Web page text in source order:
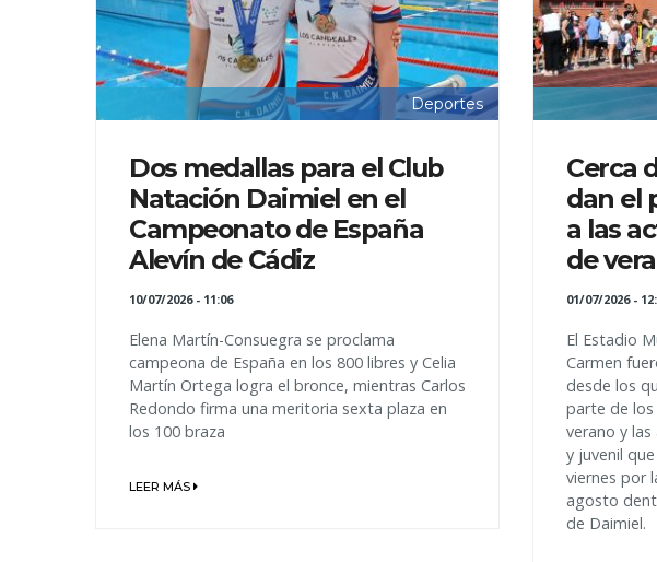
Deportes
Dos medallas para el Club
Natación Daimiel en el
Campeonato de España
Alevín de Cádiz
10/07/2026 - 11:06
Elena Martín-Consuegra se proclama
campeona de España en los 800 libres y Celia
Martín Ortega logra el bronce, mientras Carlos
Redondo firma una meritoria sexta plaza en
los 100 braza
LEER MÁS
Cerca
dan el
a las
de
01/07/2026 -
El Estadio
Carmen
desde los
parte de
verano y
y juvenil
viernes por
agosto
de Daimiel.